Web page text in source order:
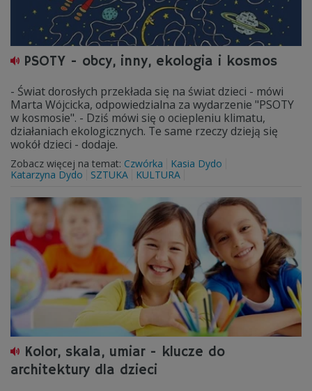
PSOTY - obcy, inny, ekologia i kosmos
- Świat dorosłych przekłada się na świat dzieci - mówi
Marta Wójcicka, odpowiedzialna za wydarzenie "PSOTY
w kosmosie". - Dziś mówi się o ociepleniu klimatu,
działaniach ekologicznych. Te same rzeczy dzieją się
wokół dzieci - dodaje.
Zobacz więcej na temat: Czwórka
Kasia Dydo
Katarzyna Dydo
SZTUKA KULTURA
Kolor, skala, umiar - klucze do
architektury dla dzieci